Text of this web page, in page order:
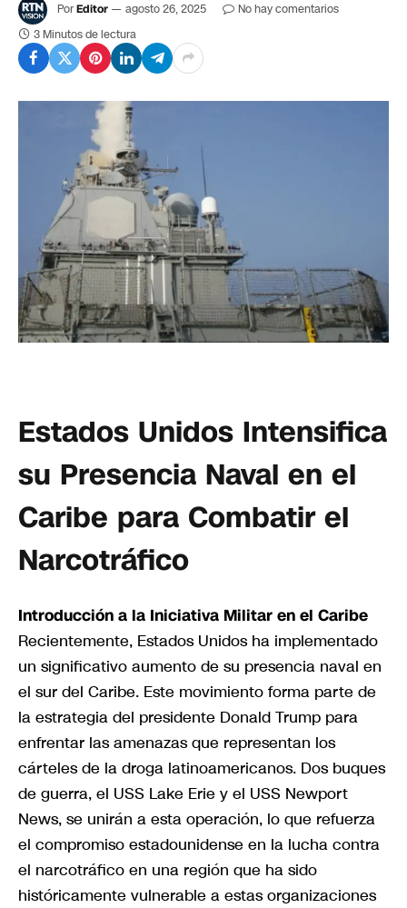
PorEditor agosto 26, 2025
No hay comentarios
3 Minutos de lectura
Estados Unidos Intensifica
su Presencia Naval en el
Caribe para Combatir el
Narcotráfico
Introducción a la Iniciativa Militar en el Caribe
Recientemente, Estados Unidos ha implementado
un significativo aumento de su presencia naval en
el sur del Caribe. Este movimiento forma parte de
la estrategia del presidente Donald Trump para
enfrentar las amenazas que representan los
cárteles de la droga latinoamericanos. Dos buques
de guerra, el USS Lake Erie y el USS Newport
News, se unirán a esta operación, lo que refuerza
el compromiso estadounidense en la lucha contra
el narcotráfico en una región que ha sido
históricamente vulnerable a estas organizaciones